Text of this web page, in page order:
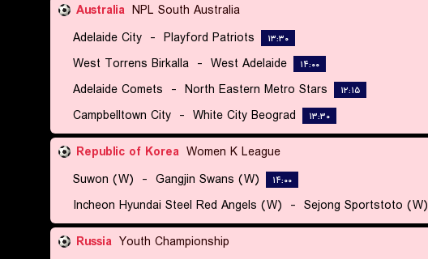
Australia NPL South Australia
Adelaide City - Playford Patriots ۱۳:۳۰
West Torrens Birkalla - West Adelaide ۱۴:۰۰
Adelaide Comets - North Eastern Metro Stars ۱۲:۱۵
Campbelltown City - White City Beograd ۱۳:۳۰
Republic of Korea Women K League
Suwon (W) - Gangjin Swans (W) ۱۴:۰۰
Incheon Hyundai Steel Red Angels (W) - Sejong Sportstoto (W)
Russia Youth Championship